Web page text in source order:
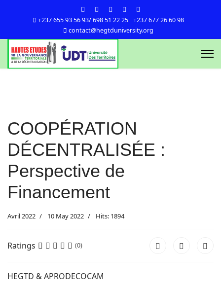
+237 655 93 56 93/ 698 51 22 25
+237 677 26 60 98
contact@hegtduniversity.org
COOPÉRATION
DÉCENTRALISÉE :
Perspective de
Financement
Avril 2022 10 May 2022 Hits: 1894
Ratings (0)
HEGTD & APRODECOCAM